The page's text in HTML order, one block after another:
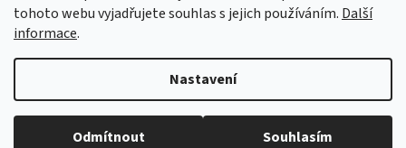
tohoto webu vyjadřujete souhlas s jejich používáním. Další
informace.
Nastavení
Odmítnout Souhlasím
objednání). Velikosti neodpovídají českým, prosím měřte se. Pokud se
Vám některý model líbí a chtěli byste ho v jiné barvě, tak stačí do
vyhledávání zadat číslo modelu(třeba 1960) a všechny dostupné barvy
se Vám zobrazí. Pas je nejuzší místo na šatech (většinou cca 6cm pod
Copyright 2026trendy-obleceni.cz. Všechna práva vyhrazena.
Upravit nastavení cookies